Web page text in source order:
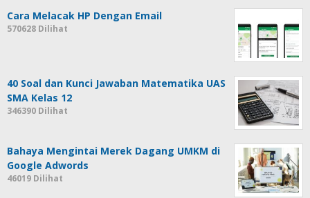
Cara Melacak HP Dengan Email
570628 Dilihat
40 Soal dan Kunci Jawaban Matematika UAS
SMA Kelas 12
346390 Dilihat
Bahaya Mengintai Merek Dagang UMKM di
Google Adwords
46019 Dilihat